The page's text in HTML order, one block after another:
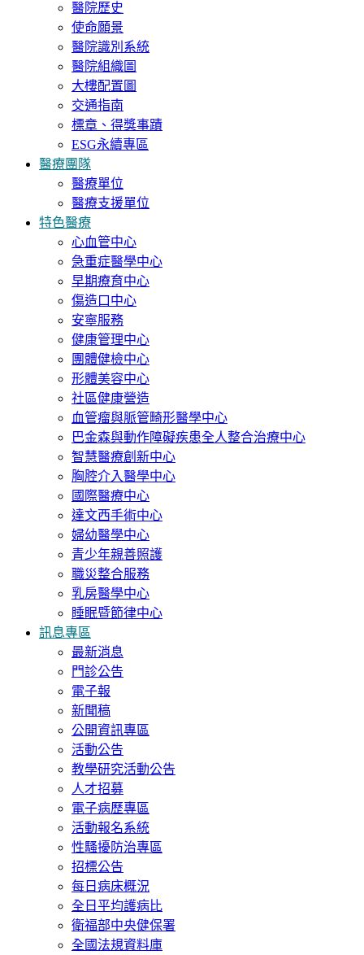
醫院歷史
使命願景
醫院識別系統
醫院組織圖
大樓配置圖
交通指南
標章、得獎事蹟
ESG永續專區
醫療團隊
醫療單位
醫療支援單位
特色醫療
心血管中心
急重症醫學中心
早期療育中心
傷造口中心
安寧服務
健康管理中心
團體健檢中心
形體美容中心
社區健康營造
血管瘤與脈管畸形醫學中心
巴金森與動作障礙疾患全人整合治療中心
智慧醫療創新中心
胸腔介入醫學中心
國際醫療中心
達文西手術中心
婦幼醫學中心
青少年親善照護
職災整合服務
乳房醫學中心
睡眠暨節律中心
訊息專區
最新消息
門診公告
電子報
新聞稿
公開資訊專區
活動公告
教學研究活動公告
人才招募
電子病歷專區
活動報名系統
性騷擾防治專區
招標公告
每日病床概況
全日平均護病比
衛福部中央健保署
全國法規資料庫